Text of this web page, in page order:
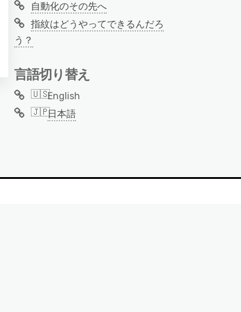
自動化のその先へ
指紋はどうやってできるんだろ
う？
言語切り替え
English
日本語